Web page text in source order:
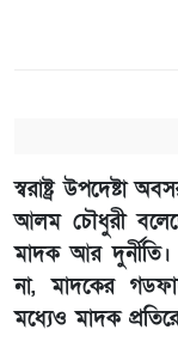
স্বরাষ্ট্র উপদেষ্টা
আলম চৌধুরী
মাদক আর
না, মাদকের
মধ্যেও মাদক